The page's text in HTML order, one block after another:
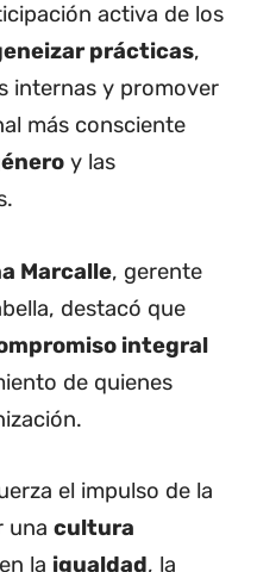
activa de los
prácticas,
internas y promover
más consciente
y las
Marcalle, gerente
destacó que
integral
de quienes
el impulso de la
una cultura
la igualdad, la